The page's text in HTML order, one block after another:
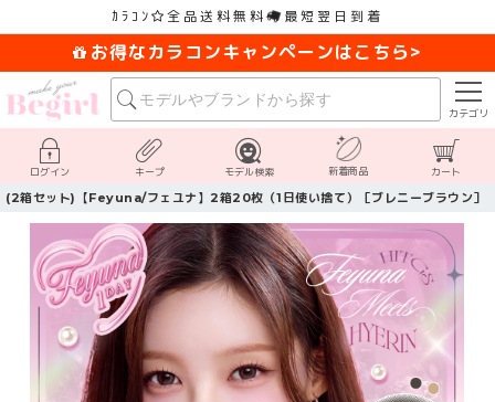
ｶﾗｺﾝ 全品送料無料 最短翌日到着
お得なカラコンキャンペーンはこちら>
カテゴリ
ログイン キープ モデル検索 新着商品 カート
(2箱セット)【Feyuna/フェユナ】2箱20枚（1日使い捨て）［ブレニーブラウン］